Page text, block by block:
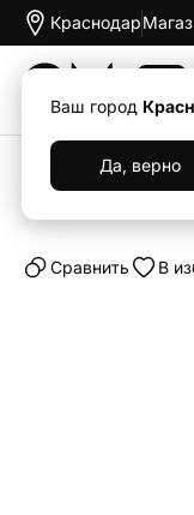
Краснодар
Ваш город
Да, верно
Каталог
Смартфон
Cравнить В